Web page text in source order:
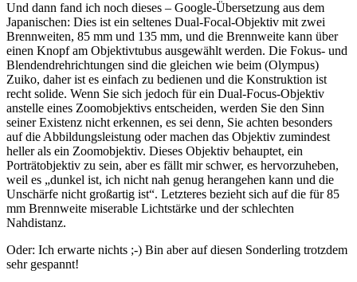
Und dann fand ich noch dieses – Google-Übersetzung aus dem
Japanischen: Dies ist ein seltenes Dual-Focal-Objektiv mit zwei
Brennweiten, 85 mm und 135 mm, und die Brennweite kann über
einen Knopf am Objektivtubus ausgewählt werden. Die Fokus- und
Blendendrehrichtungen sind die gleichen wie beim (Olympus)
Zuiko, daher ist es einfach zu bedienen und die Konstruktion ist
recht solide. Wenn Sie sich jedoch für ein Dual-Focus-Objektiv
anstelle eines Zoomobjektivs entscheiden, werden Sie den Sinn
seiner Existenz nicht erkennen, es sei denn, Sie achten besonders
auf die Abbildungsleistung oder machen das Objektiv zumindest
heller als ein Zoomobjektiv. Dieses Objektiv behauptet, ein
Porträtobjektiv zu sein, aber es fällt mir schwer, es hervorzuheben,
weil es „dunkel ist, ich nicht nah genug herangehen kann und die
Unschärfe nicht großartig ist“. Letzteres bezieht sich auf die für 85
mm Brennweite miserable Lichtstärke und der schlechten
Nahdistanz.
Oder: Ich erwarte nichts ;-) Bin aber auf diesen Sonderling trotzdem
sehr gespannt!